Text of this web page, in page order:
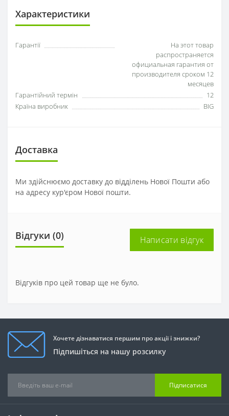
Характеристики
Гарантії
На этот товар
распространяется
официальная гарантия от
производителя сроком 12
месяцев
Гарантійний термін
12
Країна виробник
BIG
Доставка
Ми здійснюємо доставку до відділень Нової Пошти або
на адресу кур'єром Нової пошти.
Відгуки (0) Написати відгук
Відгуків про цей товар ще не було.
Хочете дізнаватися першим про акції і знижки?
Підпишіться на нашу розсилку
Підписатися